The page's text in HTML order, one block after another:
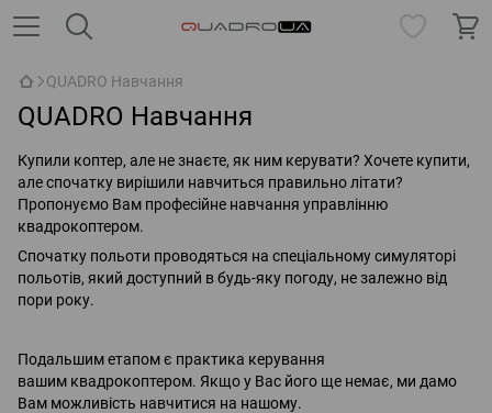
QUADRO Навчання
QUADRO Навчання
Купили коптер, але не знаєте, як ним керувати? Хочете купити,
але спочатку вирішили навчиться правильно літати?
Пропонуємо Вам професійне навчання управлінню
квадрокоптером.
Спочатку польоти проводяться на спеціальному симуляторі
польотів, який доступний в будь-яку погоду, не залежно від
пори року.
Подальшим етапом є практика керування
вашим квадрокоптером. Якщо у Вас його ще немає, ми дамо
Вам можливість навчитися на нашому.